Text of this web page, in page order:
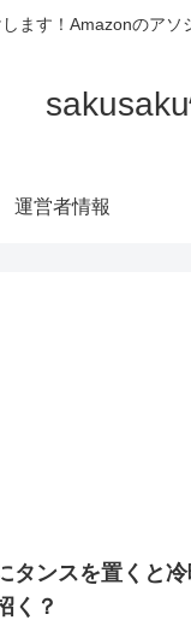
ます！Amazonのア
運営者情報
タンスを置くと
く？